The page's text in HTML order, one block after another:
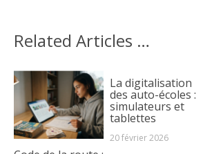
Related Articles …
La digitalisation
des auto-écoles :
simulateurs et
tablettes
20 février 2026